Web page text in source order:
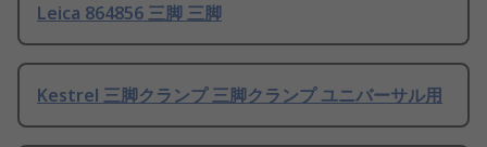
Leica 864856 三脚 三脚
Kestrel 三脚クランプ 三脚クランプ ユニバーサル用